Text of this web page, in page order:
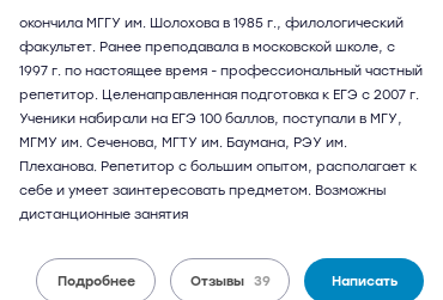
окончила МГГУ им. Шолохова в 1985 г., филологический
факультет. Ранее преподавала в московской школе, с
1997 г. по настоящее время - профессиональный частный
репетитор. Целенаправленная подготовка к ЕГЭ с 2007 г.
Ученики набирали на ЕГЭ 100 баллов, поступали в МГУ,
МГМУ им. Сеченова, МГТУ им. Баумана, РЭУ им.
Плеханова. Репетитор с большим опытом, располагает к
себе и умеет заинтересовать предметом. Возможны
дистанционные занятия
Подробнее Отзывы 39 Написать